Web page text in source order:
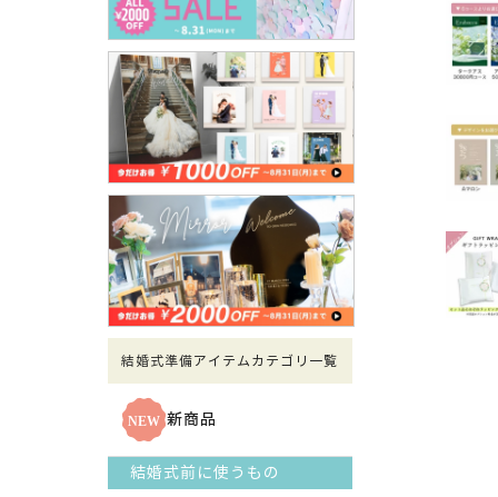
結婚式準備アイテムカテゴリ一覧
新商品
結婚式前に使うもの